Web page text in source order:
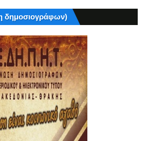
δημοσιογράφων)